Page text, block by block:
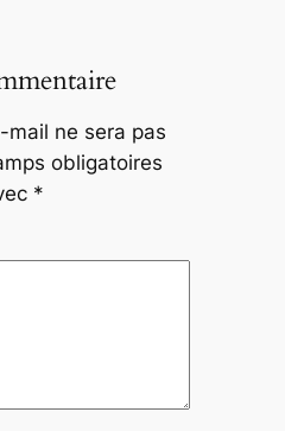
ne sera pas
obligatoires
*